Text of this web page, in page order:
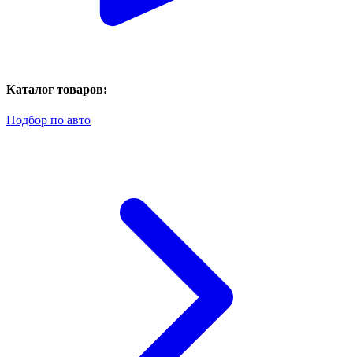
Каталог товаров:
Подбор по авто